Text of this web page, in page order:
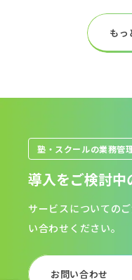
もっ
塾・スクールの業務管
導入をご検討中
サービスについての
い合わせください。
お問い合わせ